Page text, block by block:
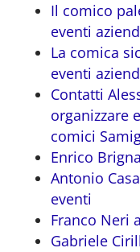
Il comico
eventi
La comica
eventi
Contatti
organizzare
comici
Enrico
Antonio
eventi
Franco Neri
Gabriele